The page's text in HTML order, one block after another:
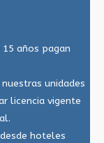
15 años pagan
unidades
licencia vigente
hoteles